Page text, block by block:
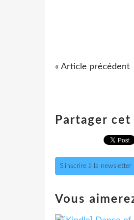
« Article précédent
Partager
S'inscrire à la newsletter
Vous